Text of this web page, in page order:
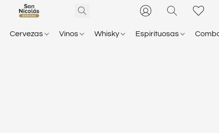
Cervezas Vinos Whisky Espirituosas